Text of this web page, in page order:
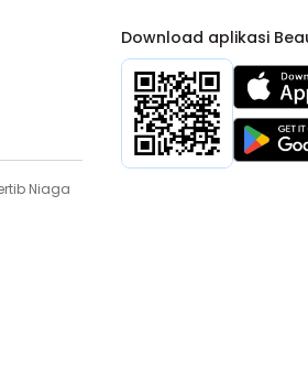
Niaga
Download aplikasi